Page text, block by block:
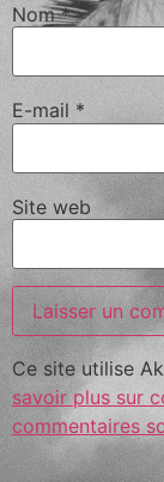
Nom*
E-mail *
Site web
Ce site utilise
savoir plus sur
commentaires